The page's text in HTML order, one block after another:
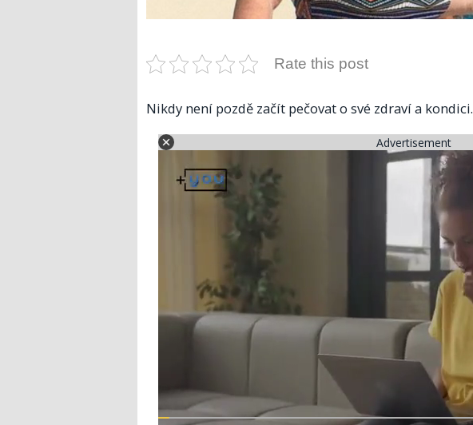
Rate this post
Nikdy není pozdě začít pečovat o své zdraví a kondici.
Advertisement